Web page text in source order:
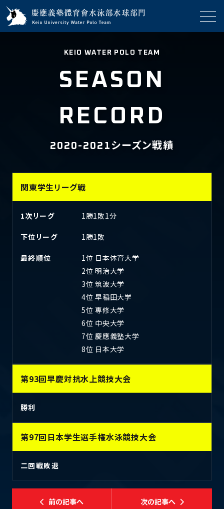
KEIO WATER POLO TEAM
SEASON
RECORD
2020-2021シーズン戦績
関東学生リーグ戦
1次リーグ 1勝1敗1分
下位リーグ 1勝1敗
最終順位
1位 日本体育大学
2位 明治大学
3位 筑波大学
4位 早稲田大学
5位 専修大学
6位 中央大学
7位 慶應義塾大学
8位 日本大学
第93回早慶対抗水上競技大会
勝利
第97回日本学生選手権水泳競技大会
二回戦敗退
前の記事へ 次の記事へ